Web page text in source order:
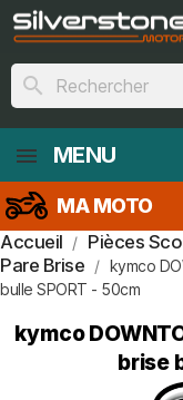
search
MENU
MA MOTO
Accueil Pièces
Pare Brise
kymco
bulle SPORT - 50cm
kymco
brise